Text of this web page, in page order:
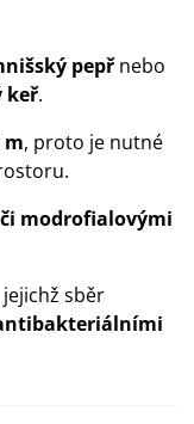
pepřnebo
keř.
m, proto je nutné
modrofialovými
jejichž sběr